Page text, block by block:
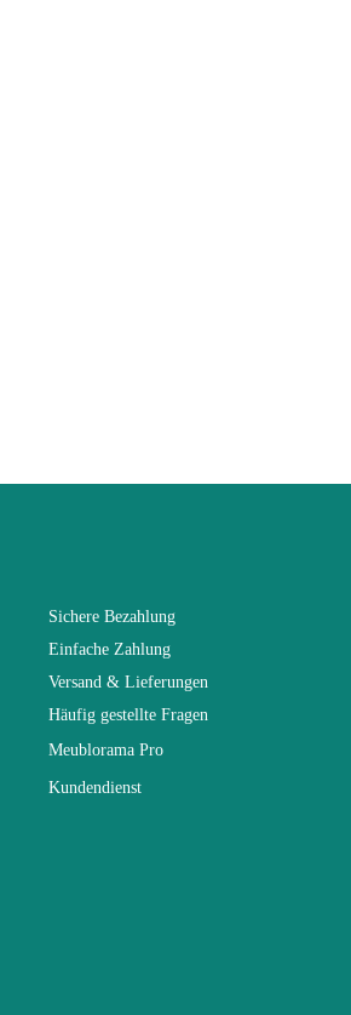
Sichere Bezahlung
Einfache Zahlung
Versand & Lieferungen
Häufig gestellte Fragen
Meublorama Pro
Kundendienst